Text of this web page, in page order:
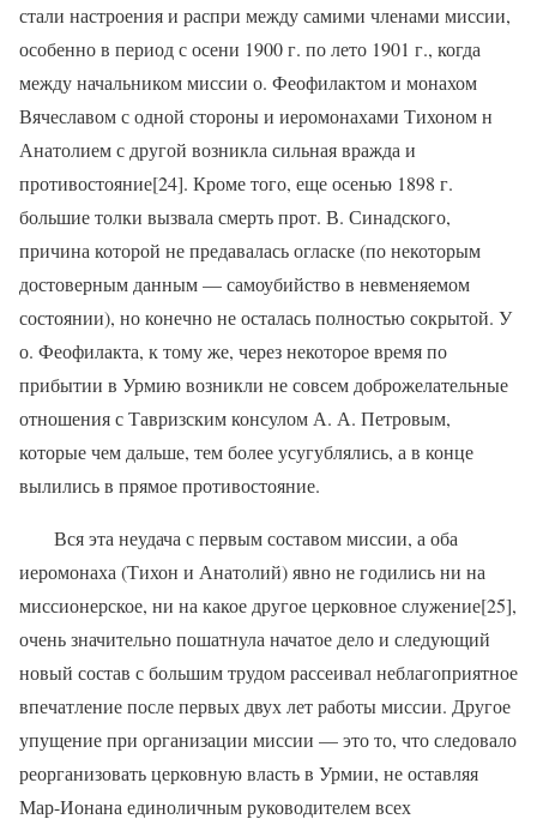
стали настроения и распри между самими членами миссии,
особенно в период с осени 1900 г. по лето 1901 г., когда
между начальником миссии о. Феофилактом и монахом
Вячеславом с одной стороны и иеромонахами Тихоном н
Анатолием с другой возникла сильная вражда и
противостояние[24]. Кроме того, еще осенью 1898 г.
большие толки вызвала смерть прот. В. Синадского,
причина которой не предавалась огласке (по некоторым
достоверным данным — самоубийство в невменяемом
состоянии), но конечно не осталась полностью сокрытой. У
о. Феофилакта, к тому же, через некоторое время по
прибытии в Урмию возникли не совсем доброжелательные
отношения с Тавризским консулом А. А. Петровым,
которые чем дальше, тем более усугублялись, а в конце
вылились в прямое противостояние.
Вся эта неудача с первым составом миссии, а оба
иеромонаха (Тихон и Анатолий) явно не годились ни на
миссионерское, ни на какое другое церковное служение[25],
очень значительно пошатнула начатое дело и следующий
новый состав с большим трудом рассеивал неблагоприятное
впечатление после первых двух лет работы миссии. Другое
упущение при организации миссии — это то, что следовало
реорганизовать церковную власть в Урмии, не оставляя
Мар-Ионана единоличным руководителем всех